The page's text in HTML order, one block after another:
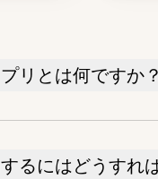
リとは何ですか？
るにはどうすれ